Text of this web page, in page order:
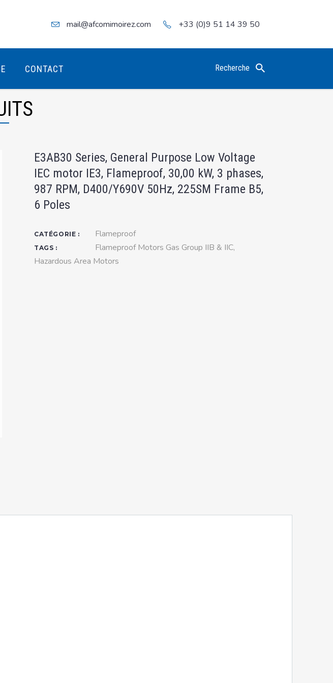
mail@afcomimoirez.com +33 (0)9 51 14 39 50
CONTACT Recherche
E3AB30 Series, General Purpose Low Voltage
IEC motor IE3, Flameproof, 30,00 kW, 3 phases,
987 RPM, D400/Y690V 50Hz, 225SM Frame B5,
6 Poles
CATÉGORIE : Flameproof
TAGS : Flameproof Motors Gas Group IIB & IIC,
Hazardous Area Motors